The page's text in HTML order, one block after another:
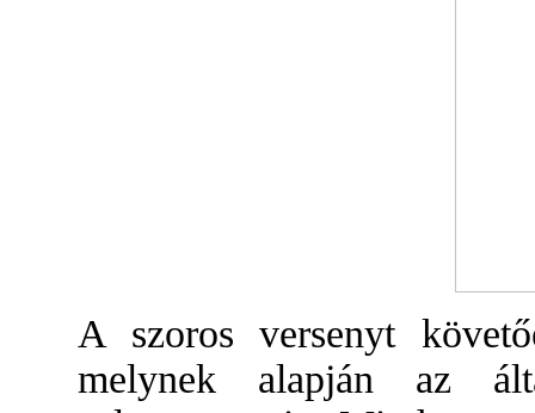
A szoros versenyt
melynek alapján az